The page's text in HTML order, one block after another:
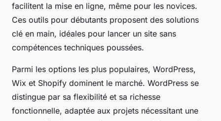
facilitent la mise en ligne, même pour les novices.
Ces outils pour débutants proposent des solutions
clé en main, idéales pour lancer un site sans
compétences techniques poussées.
Parmi les options les plus populaires, WordPress,
Wix et Shopify dominent le marché. WordPress se
distingue par sa flexibilité et sa richesse
fonctionnelle, adaptée aux projets nécessitant une